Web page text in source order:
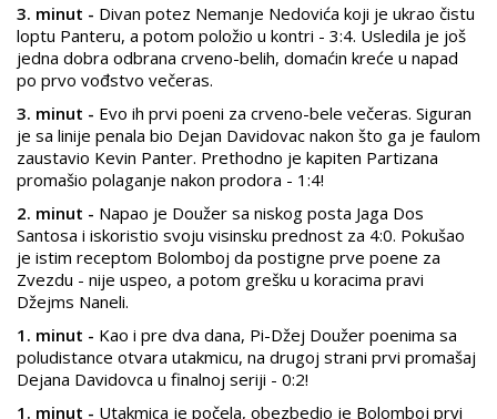
3. minut - Divan potez Nemanje Nedovića koji je ukrao čistu
loptu Panteru, a potom položio u kontri - 3:4. Usledila je još
jedna dobra odbrana crveno-belih, domaćin kreće u napad
po prvo vođstvo večeras.
3. minut - Evo ih prvi poeni za crveno-bele večeras. Siguran
je sa linije penala bio Dejan Davidovac nakon što ga je faulom
zaustavio Kevin Panter. Prethodno je kapiten Partizana
promašio polaganje nakon prodora - 1:4!
2. minut - Napao je Doužer sa niskog posta Jaga Dos
Santosa i iskoristio svoju visinsku prednost za 4:0. Pokušao
je istim receptom Bolomboj da postigne prve poene za
Zvezdu - nije uspeo, a potom grešku u koracima pravi
Džejms Naneli.
1. minut - Kao i pre dva dana, Pi-Džej Doužer poenima sa
poludistance otvara utakmicu, na drugoj strani prvi promašaj
Dejana Davidovca u finalnoj seriji - 0:2!
1. minut - Utakmica je počela, obezbedio je Bolomboj prvi